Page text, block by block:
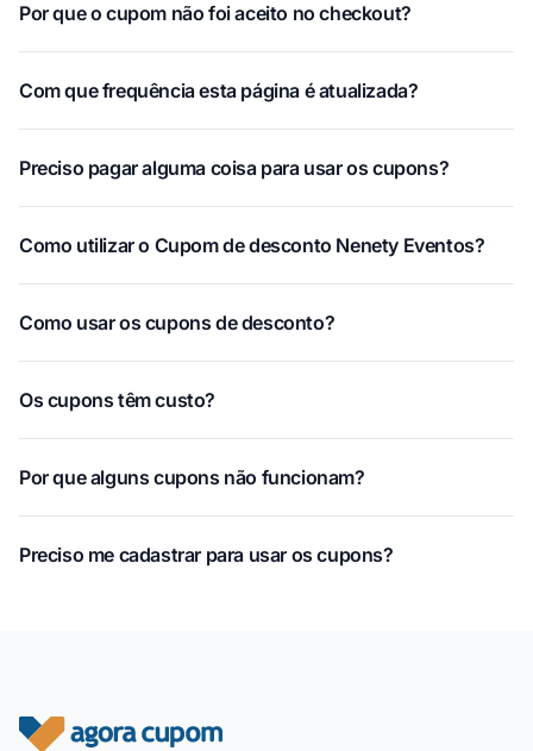
Por que o cupom não foi aceito no checkout?
Com que frequência esta página é atualizada?
Preciso pagar alguma coisa para usar os cupons?
Como utilizar o Cupom de desconto Nenety Eventos?
Como usar os cupons de desconto?
Os cupons têm custo?
Por que alguns cupons não funcionam?
Preciso me cadastrar para usar os cupons?
Rodapé do site